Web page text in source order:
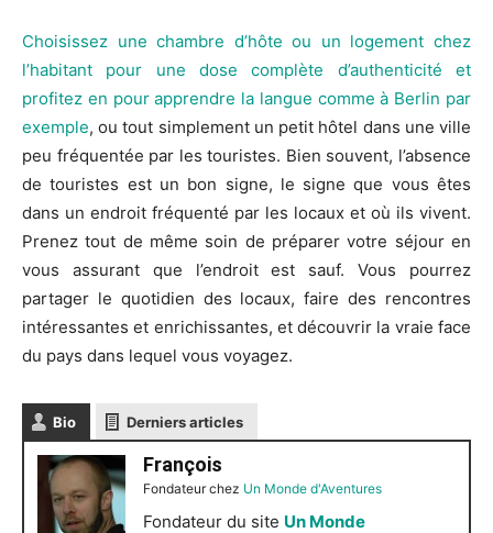
Choisissez une chambre d’hôte ou un logement chez
l’habitant pour une dose complète d’authenticité et
profitez en pour apprendre la langue comme à Berlin par
exemple, ou tout simplement un petit hôtel dans une ville
peu fréquentée par les touristes. Bien souvent, l’absence
de touristes est un bon signe, le signe que vous êtes
dans un endroit fréquenté par les locaux et où ils vivent.
Prenez tout de même soin de préparer votre séjour en
vous assurant que l’endroit est sauf. Vous pourrez
partager le quotidien des locaux, faire des rencontres
intéressantes et enrichissantes, et découvrir la vraie face
du pays dans lequel vous voyagez.
Bio Derniers articles
François
Fondateurchez Un Monde d'Aventures
Fondateur du site Un Monde